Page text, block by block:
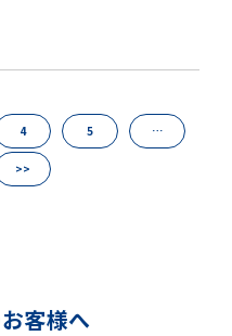
4 5 …
>>
客様へ